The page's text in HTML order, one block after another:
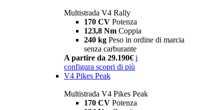
Multistrada V4 Rally
170 CV Potenza
123,8 Nm Coppia
240 kg Peso in ordine di marcia
senza carburante
A partire da 29.190€ i
configura scopri di più
V4 Pikes Peak
Multistrada V4 Pikes Peak
170 CV Potenza